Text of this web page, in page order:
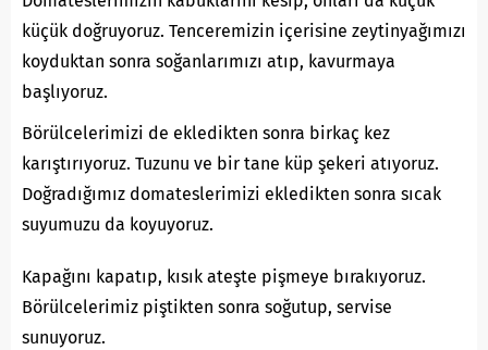
küçük doğruyoruz. Tenceremizin içerisine zeytinyağımızı
koyduktan sonra soğanlarımızı atıp, kavurmaya
başlıyoruz.
Börülcelerimizi de ekledikten sonra birkaç kez
karıştırıyoruz. Tuzunu ve bir tane küp şekeri atıyoruz.
Doğradığımız domateslerimizi ekledikten sonra sıcak
suyumuzu da koyuyoruz.
Kapağını kapatıp, kısık ateşte pişmeye bırakıyoruz.
Börülcelerimiz piştikten sonra soğutup, servise
sunuyoruz.